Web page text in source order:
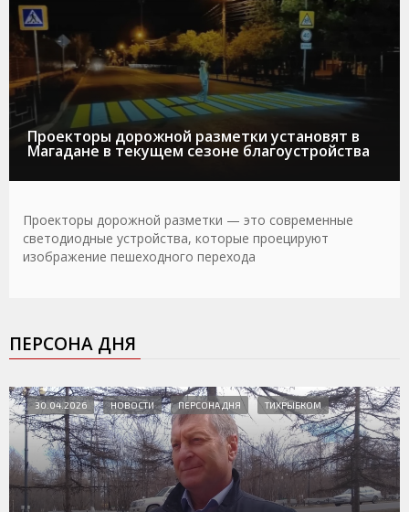
Проекторы дорожной разметки установят в
Магадане в текущем сезоне благоустройства
Проекторы дорожной разметки — это современные
светодиодные устройства, которые проецируют
изображение пешеходного перехода
ПЕРСОНА ДНЯ
30.04.2026 НОВОСТИ ПЕРСОНА ДНЯ ТИХРЫБКОМ